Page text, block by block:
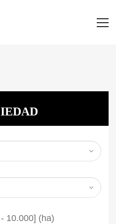
10.000] (ha)